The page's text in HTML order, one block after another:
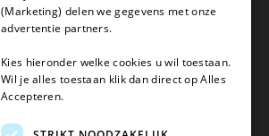
(Marketing) delen we gegevens met onze
advertentie partners.
Kies hieronder welke cookies u wil toestaan.
Wil je alles toestaan klik dan direct op Alles
Accepteren.